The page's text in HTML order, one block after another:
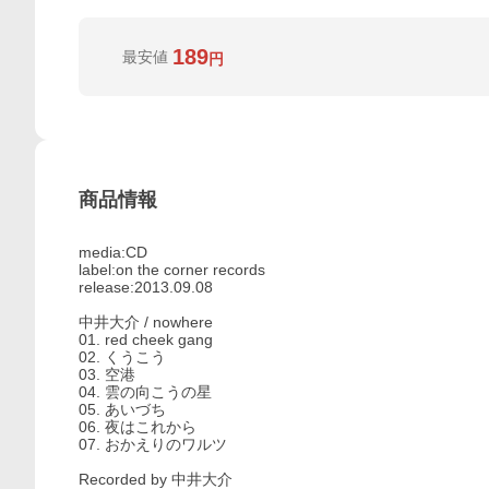
最安値 189円
商品情報
media:CD
label:on the corner records
release:2013.09.08
中井大介 / nowhere
01. red cheek gang
02. くうこう
03. 空港
04. 雲の向こうの星
05. あいづち
06. 夜はこれから
07. おかえりのワルツ
Recorded by 中井大介